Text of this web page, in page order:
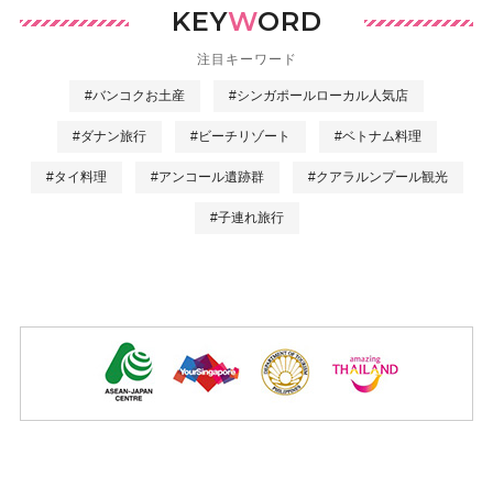
KEYWORD
注目キーワード
#バンコクお土産 #シンガポールローカル人気店
#ダナン旅行 #ビーチリゾート #ベトナム料理
#タイ料理 #アンコール遺跡群 #クアラルンプール観光
#子連れ旅行